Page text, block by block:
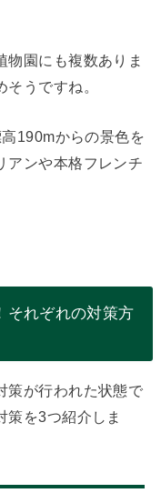
物園にも複数ありま
うですね。
190mからの景色を
アンや本格フレンチ
それぞれの対策方
策が行われた状態で
策を3つ紹介しま